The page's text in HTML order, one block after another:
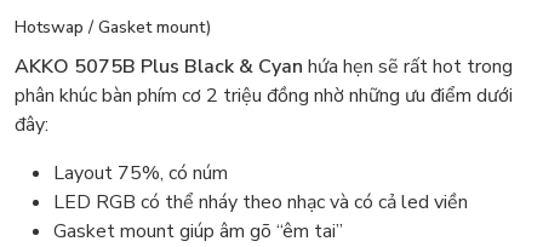
Hotswap / Gasket mount)
AKKO 5075B Plus Black & Cyan hứa hẹn sẽ rất hot trong
phân khúc bàn phím cơ 2 triệu đồng nhờ những ưu điểm dưới
đây:
Layout 75%, có núm
LED RGB có thể nháy theo nhạc và có cả led viền
Gasket mount giúp âm gõ “êm tai”